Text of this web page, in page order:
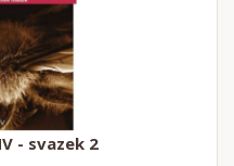
- svazek 2